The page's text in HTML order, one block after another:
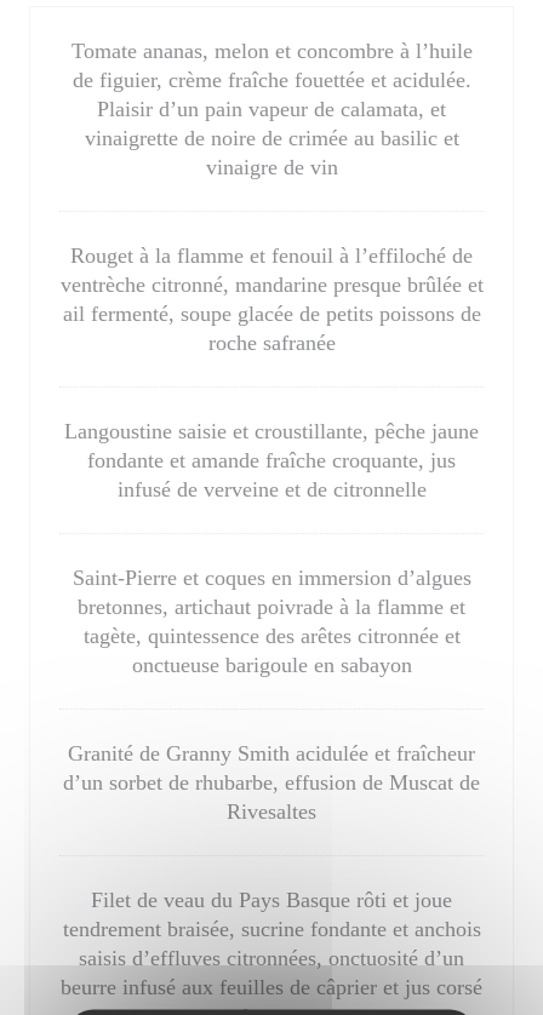
Tomate ananas, melon et concombre à l’huile
de figuier, crème fraîche fouettée et acidulée.
Plaisir d’un pain vapeur de calamata, et
vinaigrette de noire de crimée au basilic et
vinaigre de vin
Rouget à la flamme et fenouil à l’effiloché de
ventrèche citronné, mandarine presque brûlée et
ail fermenté, soupe glacée de petits poissons de
roche safranée
Langoustine saisie et croustillante, pêche jaune
fondante et amande fraîche croquante, jus
infusé de verveine et de citronnelle
Saint-Pierre et coques en immersion d’algues
bretonnes, artichaut poivrade à la flamme et
tagète, quintessence des arêtes citronnée et
onctueuse barigoule en sabayon
Granité de Granny Smith acidulée et fraîcheur
d’un sorbet de rhubarbe, effusion de Muscat de
Rivesaltes
Filet de veau du Pays Basque rôti et joue
tendrement braisée, sucrine fondante et anchois
saisis d’effluves citronnées, onctuosité d’un
beurre infusé aux feuilles de câprier et jus corsé